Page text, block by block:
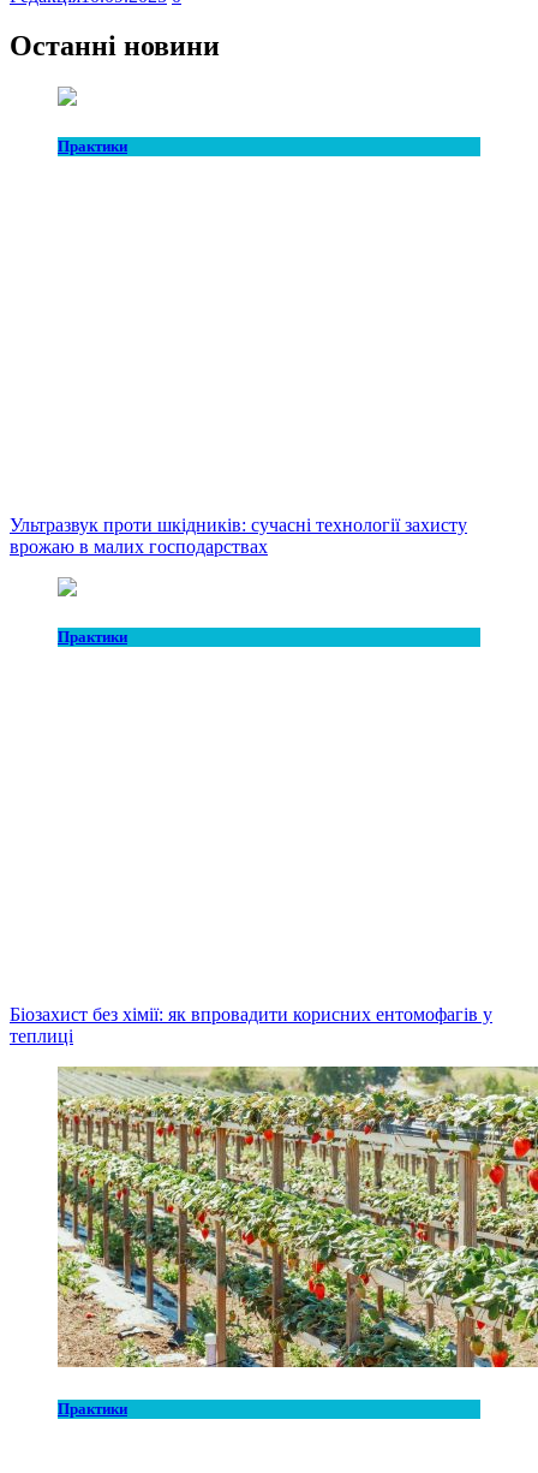
Останні новини
Практики
Ультразвук проти шкідників: сучасні технології захисту
врожаю в малих господарствах
Практики
Біозахист без хімії: як впровадити корисних ентомофагів у
теплиці
Практики